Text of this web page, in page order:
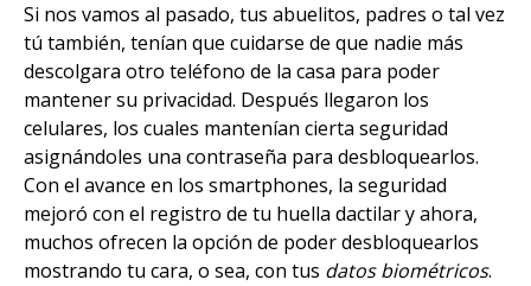
Si nos vamos al pasado, tus abuelitos, padres o tal vez
tú también, tenían que cuidarse de que nadie más
descolgara otro teléfono de la casa para poder
mantener su privacidad. Después llegaron los
celulares, los cuales mantenían cierta seguridad
asignándoles una contraseña para desbloquearlos.
Con el avance en los smartphones, la seguridad
mejoró con el registro de tu huella dactilar y ahora,
muchos ofrecen la opción de poder desbloquearlos
mostrando tu cara, o sea, con tus datos biométricos.